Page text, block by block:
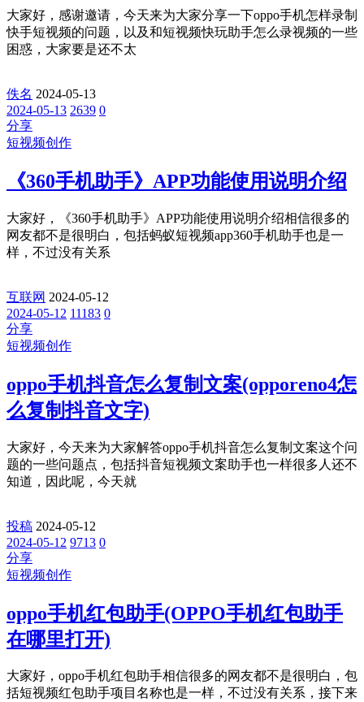
大家好，感谢邀请，今天来为大家分享一下oppo手机怎样录制
快手短视频的问题，以及和短视频快玩助手怎么录视频的一些
困惑，大家要是还不太
佚名 2024-05-13
2024-05-13 2639 0
分享
短视频创作
《360手机助手》APP功能使用说明介绍
大家好，《360手机助手》APP功能使用说明介绍相信很多的
网友都不是很明白，包括蚂蚁短视频app360手机助手也是一
样，不过没有关系
互联网 2024-05-12
2024-05-12 11183 0
分享
短视频创作
oppo手机抖音怎么复制文案(opporeno4怎
么复制抖音文字)
大家好，今天来为大家解答oppo手机抖音怎么复制文案这个问
题的一些问题点，包括抖音短视频文案助手也一样很多人还不
知道，因此呢，今天就
投稿 2024-05-12
2024-05-12 9713 0
分享
短视频创作
oppo手机红包助手(OPPO手机红包助手
在哪里打开)
大家好，oppo手机红包助手相信很多的网友都不是很明白，包
括短视频红包助手项目名称也是一样，不过没有关系，接下来